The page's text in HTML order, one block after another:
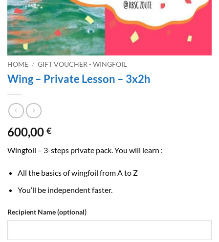
HOME / GIFT VOUCHER - WINGFOIL
Wing – Private Lesson – 3x2h
600,00 €
Wingfoil – 3-steps private pack. You will learn :
All the basics of wingfoil from A to Z
You’ll be independent faster.
Recipient Name(optional)